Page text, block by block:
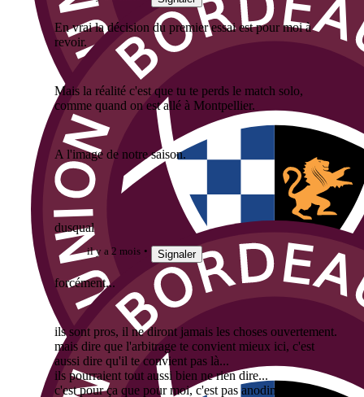
En vrai la décision du premier essai est pour moi à
revoir.
Mais la réalité c'est que tu te perds le match solo,
comme quand on est allé à Montpellier.
A l'image de notre saison.
dusqual
il y a 2 mois Signaler
forcément...
ils sont pros, il ne diront jamais les choses ouvertement.
mais dire que l'arbitrage te convient mieux ici, c'est
aussi dire qu'il te convient pas là...
ils pourraient tout aussi bien ne rien dire...
c'est pour ça que pour moi, c'est pas anodin.